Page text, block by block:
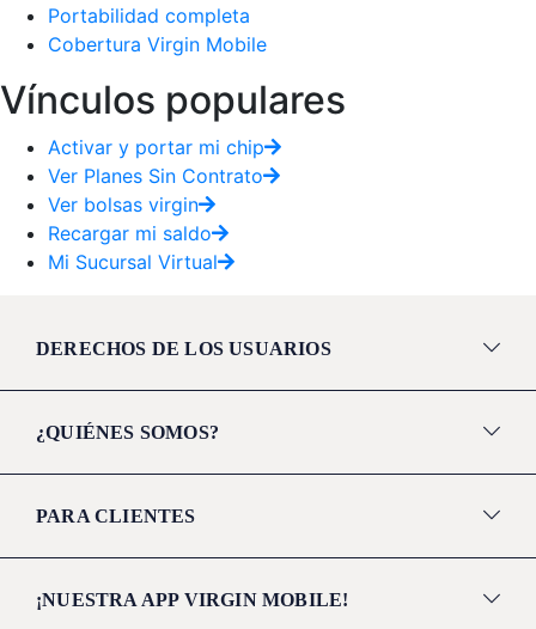
Portabilidad completa
Cobertura Virgin Mobile
Vínculos populares
Activar y portar mi chip
Ver Planes Sin Contrato
Ver bolsas virgin
Recargar mi saldo
Mi Sucursal Virtual
DERECHOS DE LOS USUARIOS
¿QUIÉNES SOMOS?
PARA CLIENTES
¡NUESTRA APP VIRGIN MOBILE!